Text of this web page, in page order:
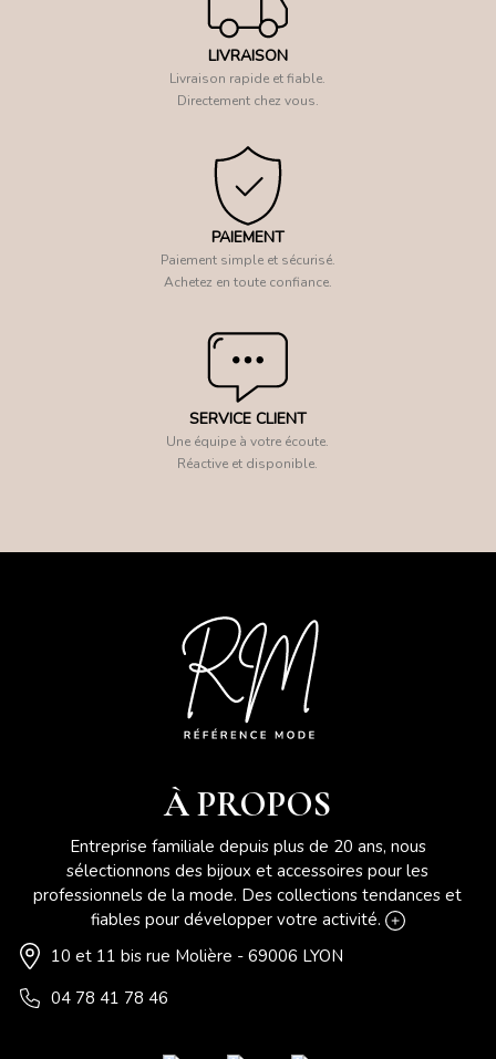
LIVRAISON
Livraison rapide et fiable.
Directement chez vous.
PAIEMENT
Paiement simple et sécurisé.
Achetez en toute confiance.
SERVICE CLIENT
Une équipe à votre écoute.
Réactive et disponible.
À PROPOS
Entreprise familiale depuis plus de 20 ans, nous
sélectionnons des bijoux et accessoires pour les
professionnels de la mode. Des collections tendances et
fiables pour développer votre activité.
10 et 11 bis rue Molière - 69006 LYON
04 78 41 78 46